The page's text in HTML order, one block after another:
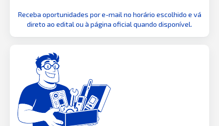
Receba oportunidades por e-mail no horário escolhido e vá
direto ao edital ou à página oficial quando disponível.